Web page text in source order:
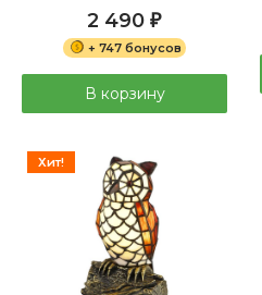
2 490 ₽
+ 747 бонусов
В корзину
Хит!